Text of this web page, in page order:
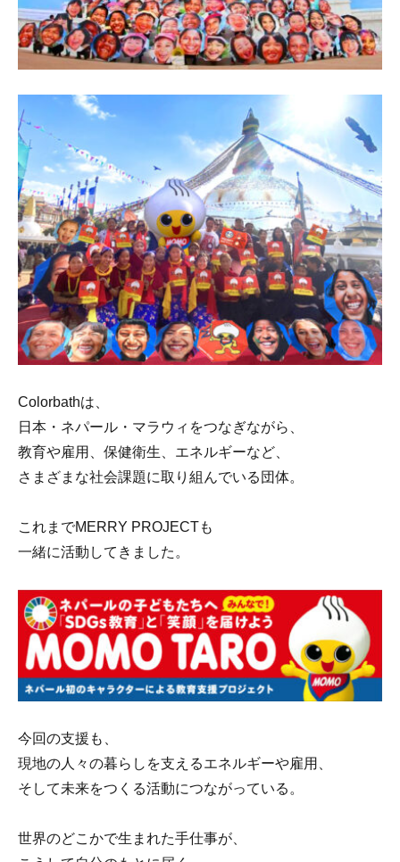
Colorbathは、
日本・ネパール・マラウィをつなぎながら、
教育や雇用、保健衛生、エネルギーなど、
さまざまな社会課題に取り組んでいる団体。
これまでMERRY PROJECTも
一緒に活動してきました。
今回の支援も、
現地の人々の暮らしを支えるエネルギーや雇用、
そして未来をつくる活動につながっている。
世界のどこかで生まれた手仕事が、